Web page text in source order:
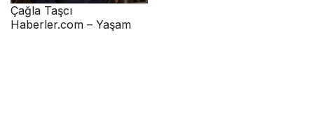
Çağla Taşcı
Haberler.com – Yaşam